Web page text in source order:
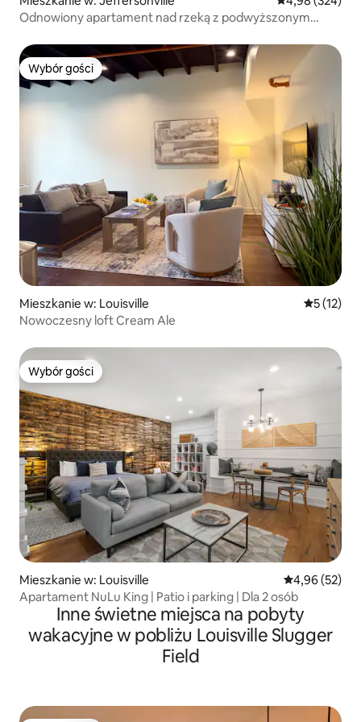
Odnowiony apartament nad rzeką z podwyższonym
Wybór gości
Wybór gości
Mieszkanie w: Louisville Średnia
5 (12)
Nowoczesny loft Cream Ale
Wybór gości
Wybór gości
Mieszkanie w: Louisville Średnia
4,96 (52)
Apartament NuLu King | Patio i parking | Dla 2 osób
Inne świetne miejsca na pobyty
wakacyjne w pobliżu Louisville Slugger
Field